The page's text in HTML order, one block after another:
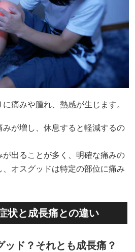
痛みや腫れ、熱感が生じます。
みが増し、休息すると軽減するの
が出ることが多く、明確な痛みの
オスグッドは特定の部位に痛み
状と成長痛との違い
ッド？それとも成長痛？